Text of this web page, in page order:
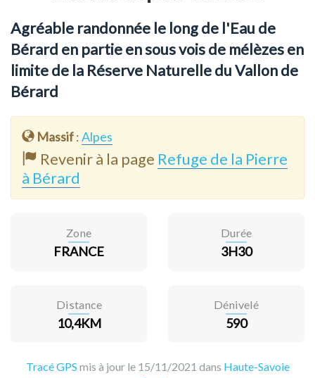
Agréable randonnée le long de l'Eau de
Bérard en partie en sous vois de mélèzes en
limite de la Réserve Naturelle du Vallon de
Bérard
Massif:Alpes
Revenir à la page Refuge de la Pierre
à Bérard
Zone
FRANCE
Durée
3H30
Distance
10,4KM
Dénivelé
590
Tracé GPS mis à jour le 15/11/2021 dans Haute-Savoie